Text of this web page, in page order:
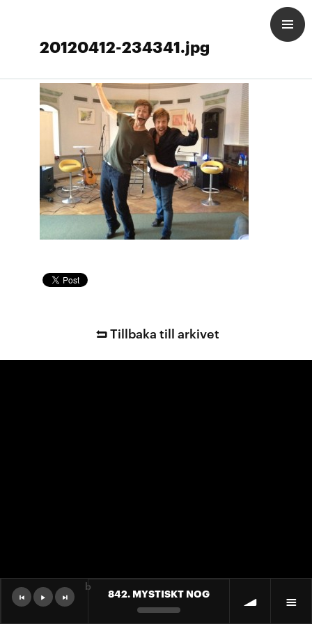
20120412-234341.jpg
Tillbaka till arkivet
842. MYSTISKT NOG
b